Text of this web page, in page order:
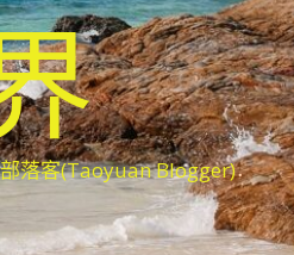
落客(Taoyuan Blogger)